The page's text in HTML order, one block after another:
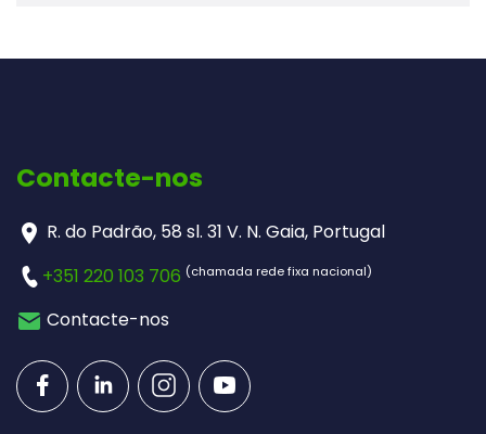
Contacte-nos
R. do Padrão, 58 sl. 31 V. N. Gaia, Portugal
+351 220 103 706 (chamada rede fixa nacional)
Contacte-nos